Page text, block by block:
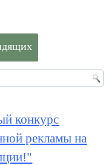
конкурс
рекламы на